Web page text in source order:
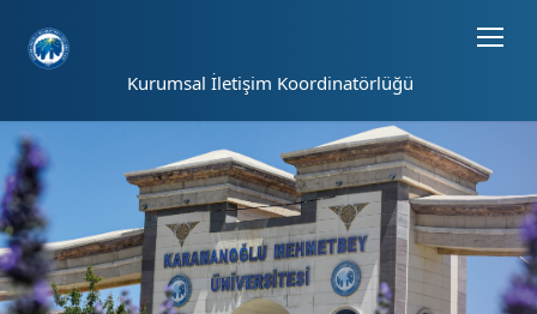
Kurumsal İletişim Koordinatörlüğü